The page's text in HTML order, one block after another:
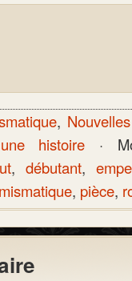
,
histoire ·
,débutant,
, pièce,